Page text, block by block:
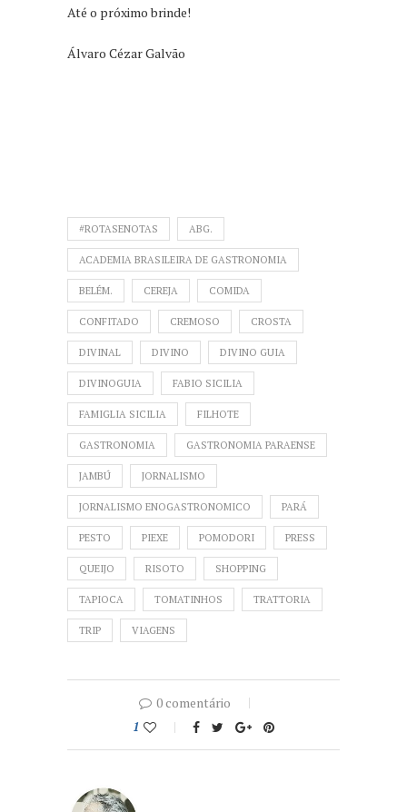
Até o próximo brinde!
Álvaro Cézar Galvão
#ROTASENOTAS ABG.
ACADEMIA BRASILEIRA DE GASTRONOMIA
BELÉM. CEREJA COMIDA
CONFITADO CREMOSO CROSTA
DIVINAL DIVINO DIVINO GUIA
DIVINOGUIA FABIO SICILIA
FAMIGLIA SICILIA FILHOTE
GASTRONOMIA GASTRONOMIA PARAENSE
JAMBÚ JORNALISMO
JORNALISMO ENOGASTRONOMICO PARÁ
PESTO PIEXE POMODORI PRESS
QUEIJO RISOTO SHOPPING
TAPIOCA TOMATINHOS TRATTORIA
TRIP VIAGENS
0 comentário
1